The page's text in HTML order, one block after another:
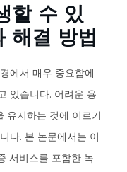
할 수 있
해결 방법
에서 매우 중요함에
있습니다. 어려운 용
유지하는 것에 이르기
다. 본 논문에서는 이
서비스를 포함한 녹